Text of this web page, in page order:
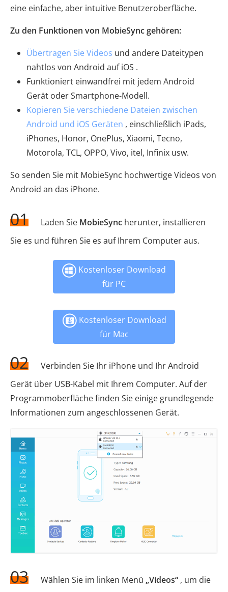
eine einfache, aber intuitive Benutzeroberfläche.
Zu den Funktionen von MobieSync gehören:
Übertragen Sie Videos und andere Dateitypen
nahtlos von Android auf iOS .
Funktioniert einwandfrei mit jedem Android
Gerät oder Smartphone-Modell.
Kopieren Sie verschiedene Dateien zwischen
Android und iOS Geräten , einschließlich iPads,
iPhones, Honor, OnePlus, Xiaomi, Tecno,
Motorola, TCL, OPPO, Vivo, itel, Infinix usw.
So senden Sie mit MobieSync hochwertige Videos von
Android an das iPhone.
01 Laden Sie MobieSync herunter, installieren
Sie es und führen Sie es auf Ihrem Computer aus.
Kostenloser Download
für PC
Kostenloser Download
für Mac
02
Verbinden Sie Ihr iPhone und Ihr Android
Gerät über USB-Kabel mit Ihrem Computer. Auf der
Programmoberfläche finden Sie einige grundlegende
Informationen zum angeschlossenen Gerät.
03 Wählen Sie im linken Menü „Videos“ , um die